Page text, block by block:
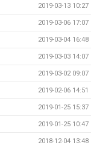
2019-03-13 10:27
2019-03-06 17:07
2019-03-04 16:48
2019-03-03 14:07
2019-03-02 09:07
2019-02-06 14:51
2019-01-25 15:37
2019-01-25 10:47
2018-12-04 13:48